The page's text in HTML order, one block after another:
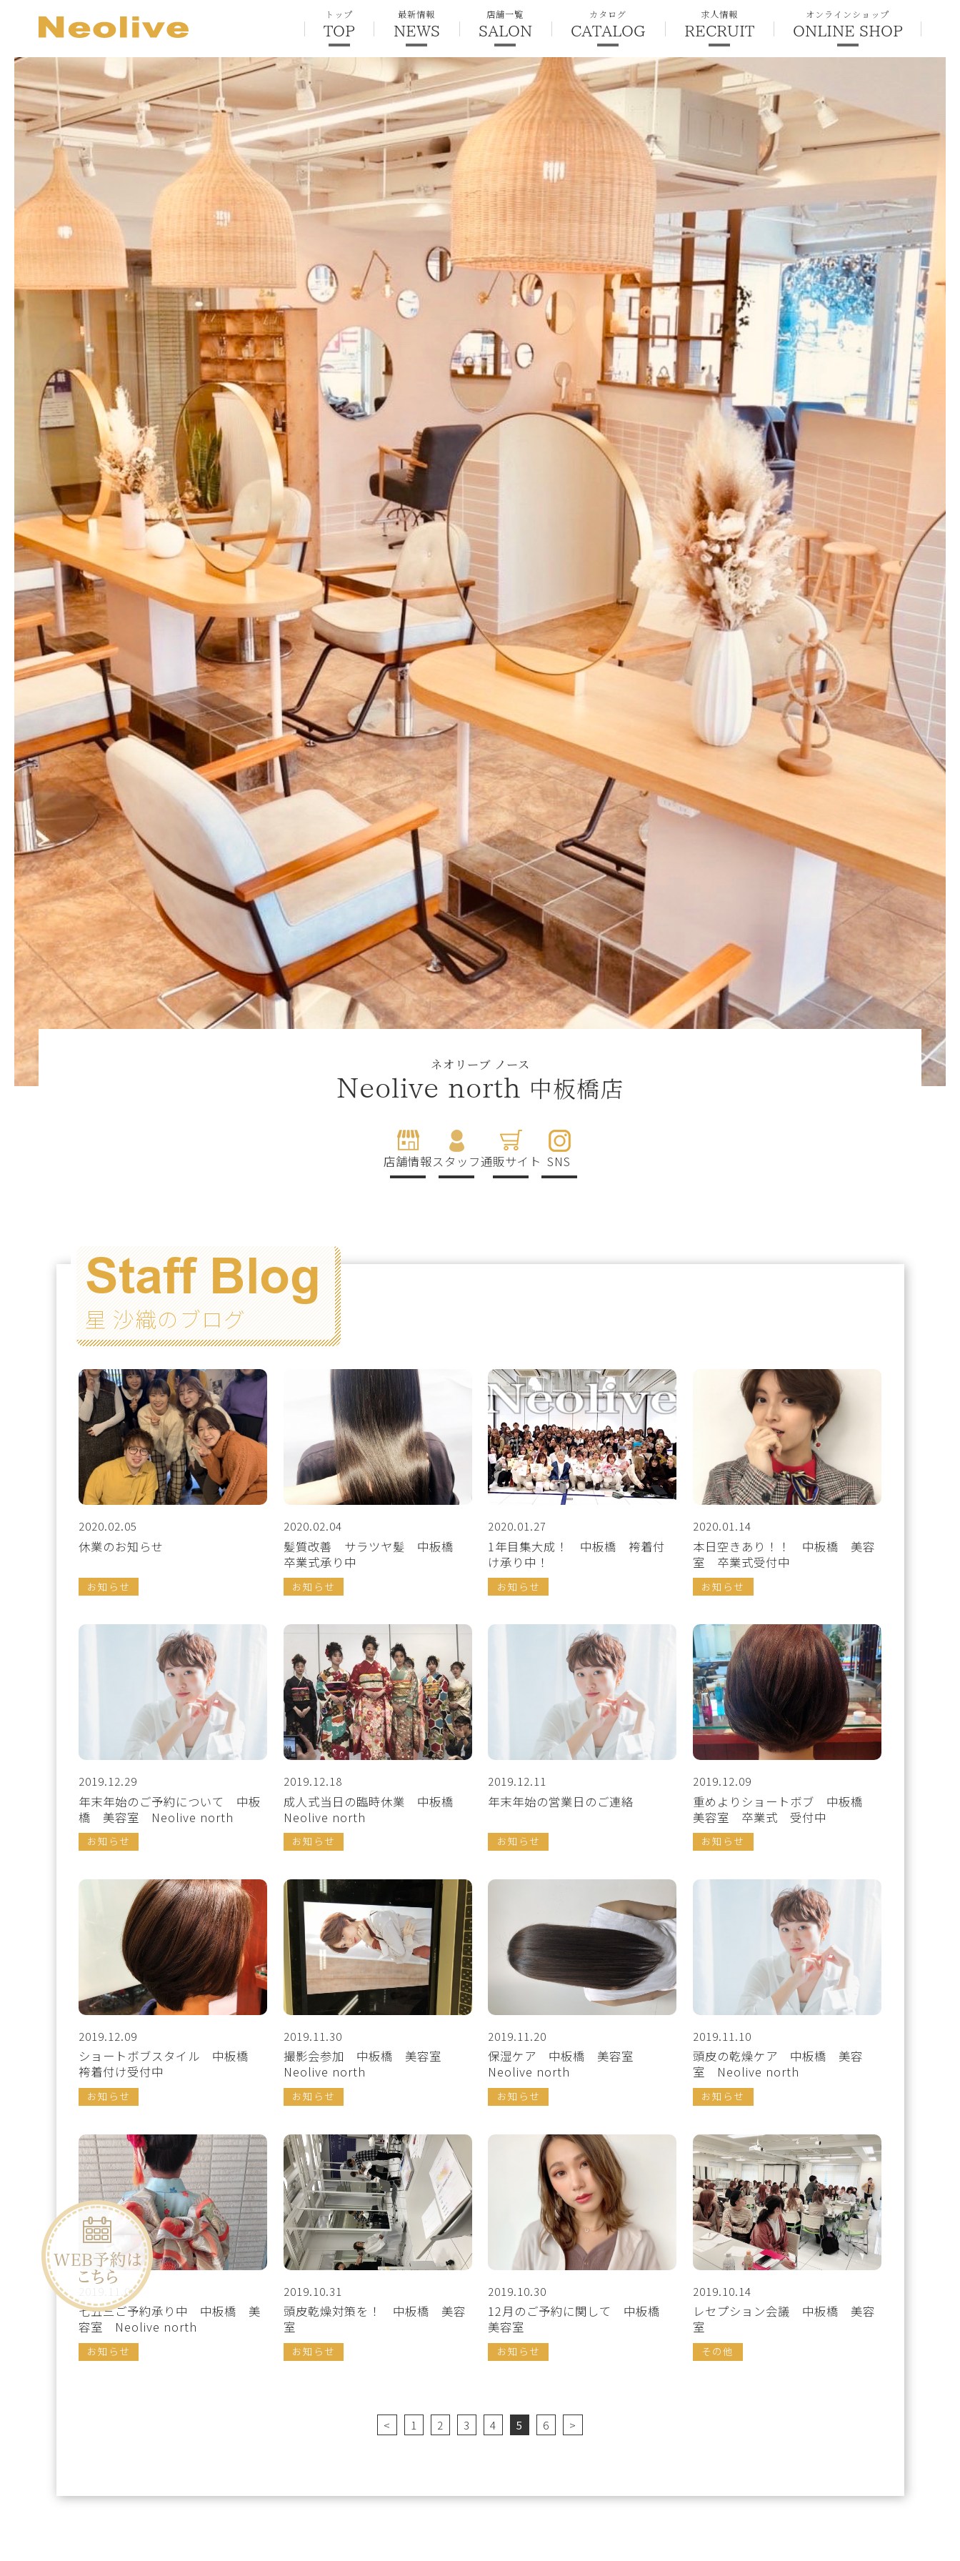
トップ
TOP
最新情報
NEWS
店舗一覧
SALON
カタログ
CATALOG
求人情報
RECRUIT
オンラインショップ
ONLINE SHOP
ネオリーブ ノース
Neolive north 中板橋店
店舗情報スタッフ通販サイト SNS
Staff Blog
星 沙織のブログ
2020.02.05
休業のお知らせ
お知らせ
2020.02.04
髪質改善 サラツヤ髪 中板橋
卒業式承り中
お知らせ
2020.01.27
1年目集大成！ 中板橋 袴着付
け承り中！
お知らせ
2020.01.14
本日空きあり！！ 中板橋 美容
室 卒業式受付中
お知らせ
2019.12.29
年末年始のご予約について 中板
橋 美容室 Neolive north
お知らせ
2019.12.18
成人式当日の臨時休業 中板橋
Neolive north
お知らせ
2019.12.11
年末年始の営業日のご連絡
お知らせ
2019.12.09
重めよりショートボブ 中板橋
美容室 卒業式 受付中
お知らせ
2019.12.09
ショートボブスタイル 中板橋
袴着付け受付中
お知らせ
2019.11.30
撮影会参加 中板橋 美容室
Neolive north
お知らせ
2019.11.20
保湿ケア 中板橋 美容室
Neolive north
お知らせ
2019.11.10
頭皮の乾燥ケア 中板橋 美容
室 Neolive north
お知らせ
2019.11.06
七五三ご予約承り中 中板橋 美
容室 Neolive north
お知らせ
2019.10.31
頭皮乾燥対策を！ 中板橋 美容
室
お知らせ
2019.10.30
12月のご予約に関して 中板橋
美容室
お知らせ
2019.10.14
レセプション会議 中板橋 美容
室
その他
< 1 2 3 4 5 6 >